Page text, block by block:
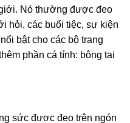
Nó thường được đeo
hỏi, các buổi tiệc, sự kiện
bật cho các bộ trang
phần cá tính: bông tai
sức được đeo trên ngón